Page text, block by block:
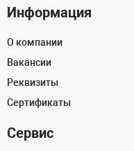
Информация
О компании
Вакансии
Реквизиты
Сертификаты
Сервис